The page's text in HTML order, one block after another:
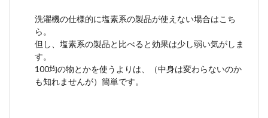
洗濯機の仕様的に塩素系の製品が使えない場合はこち
ら。
但し、塩素系の製品と比べると効果は少し弱い気がしま
す。
100均の物とかを使うよりは、（中身は変わらないのか
も知れませんが）簡単です。